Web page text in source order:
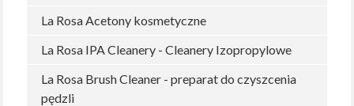
La Rosa Acetony kosmetyczne
La Rosa IPA Cleanery - Cleanery Izopropylowe
La Rosa Brush Cleaner - preparat do czyszcenia
pędzli